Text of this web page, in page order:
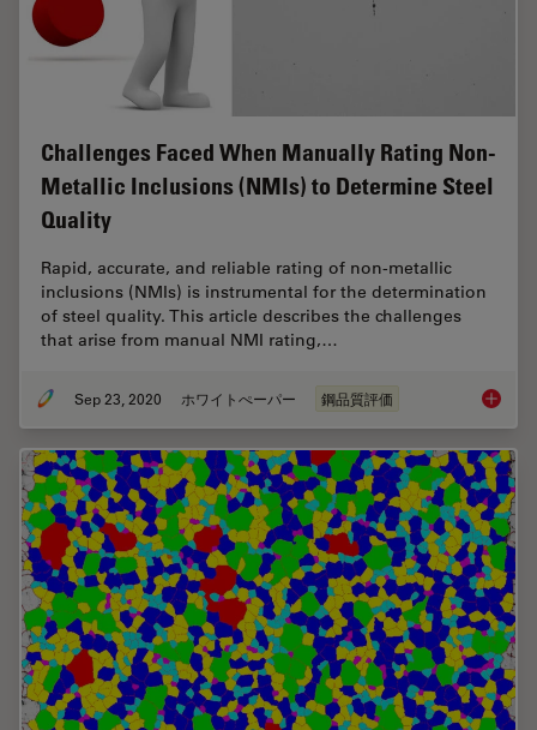
Challenges Faced When Manually Rating Non-
Metallic Inclusions (NMIs) to Determine Steel
Quality
Rapid, accurate, and reliable rating of non-metallic
inclusions (NMIs) is instrumental for the determination
of steel quality. This article describes the challenges
that arise from manual NMI rating,…
Sep 23, 2020 ホワイトぺーパー 鋼品質評価